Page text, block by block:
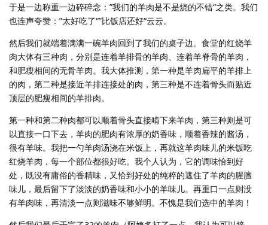
于是一边称重一边碎碎念：”我们的羊肉是不是烧的不错“之类。我们
也连声夸赞：”太好吃了“”比饭店还好“云云。
然后我们就端着满满一碗羊肉回到了我们的桌子边。食堂的红烧羊
肉大体有三种肉，分别是连着羊排骨的羊肉、连着羊脊骨的羊肉，
和肥瘦相间的无骨羊肉。我大体推测，第一种是羊肉扁平的羊排上
的肉，第二种是接近羊排连接处的肉，第三种是不连着骨头而贴近
顶层的肥瘦相间的羊排肉。
第一种和第二种肉都可以顺着骨头直接啃下来羊肉，第三种则是可
以直接一口下去，羊肉的肥肉有浓厚的奶香味，顺着香辣的酱汤，
很有羊味。我把一勺羊肉汤浇在米饭上，再就这羊肉味儿的米饭吃
红烧羊肉，每一个部位都很好吃。我个人认为，它的调味恰到好
处，既没有庸俗的香精味，又恰到好处的纯粹的遮住了羊肉的腥膻
味儿，最后留下了淡淡的奶香味和小小的羊味儿。再重口一点则没
有羊肉味，再清淡一点则滋味不够鲜明。不愧是我们选中的羊肉！